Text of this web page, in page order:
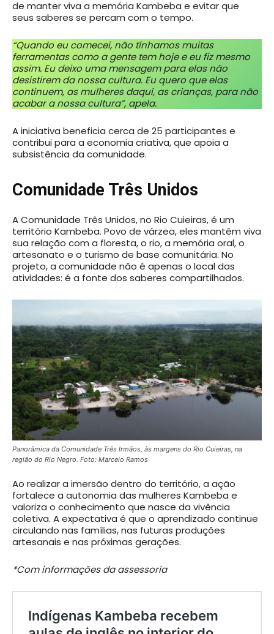
de manter viva a memória Kambeba e evitar que
seus saberes se percam com o tempo.
“Quando eu comecei, não tínhamos muitas
ferramentas como a gente tem hoje e eu fiz mesmo
assim. Eu deixo uma mensagem para elas não
desistirem da nossa cultura. Eu quero que elas
continuem, as mulheres daqui, as crianças, para não
acabar a nossa cultura”, apela.
A iniciativa beneficia cerca de 25 participantes e
contribui para a economia criativa, que apoia a
subsistência da comunidade.
Comunidade Três Unidos
A Comunidade Três Unidos, no Rio Cuieiras, é um
território Kambeba. Povo de várzea, eles mantêm viva
sua relação com a floresta, o rio, a memória oral, o
artesanato e o turismo de base comunitária. No
projeto, a comunidade não é apenas o local das
atividades: é a fonte dos saberes compartilhados.
Panorâmica da Comunidade Três Irmãos, às margens do Rio Cuieiras, na
região do Rio Negro. Foto: Marcelo Ramos
Ao realizar a imersão dentro do território, a ação
fortalece a autonomia das mulheres Kambeba e
valoriza o conhecimento que nasce da vivência
coletiva. A expectativa é que o aprendizado continue
circulando nas famílias, nas futuras produções
artesanais e nas próximas gerações.
*Com informações da assessoria